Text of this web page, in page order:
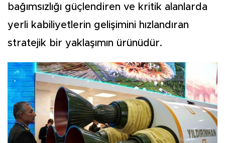
bağımsızlığı güçlendiren ve kritik alanlarda
yerli kabiliyetlerin gelişimini hızlandıran
stratejik bir yaklaşımın ürünüdür.